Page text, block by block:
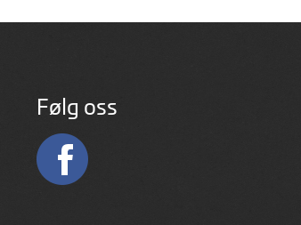
Følg oss